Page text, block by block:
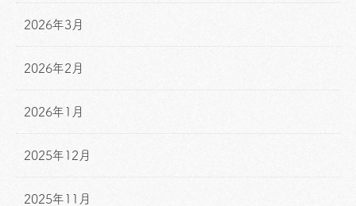
2026年3月
2026年2月
2026年1月
2025年12月
2025年11月